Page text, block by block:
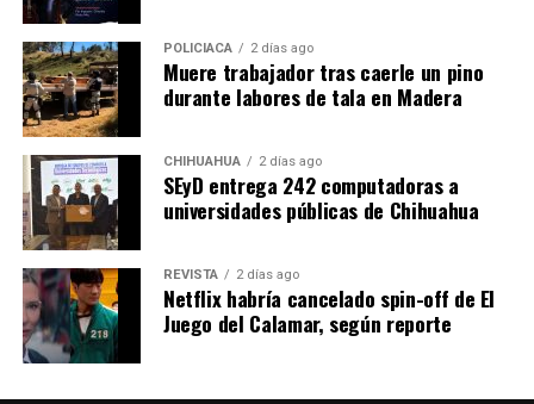
POLICIACA 2 días ago
Muere trabajador tras caerle un pino
durante labores de tala en Madera
CHIHUAHUA 2 días ago
SEyD entrega 242 computadoras a
universidades públicas de Chihuahua
REVISTA 2 días ago
Netflix habría cancelado spin-off de El
Juego del Calamar, según reporte